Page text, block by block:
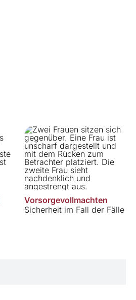
Vorsorgevollmachten
Sicherheit im Fall der Fälle